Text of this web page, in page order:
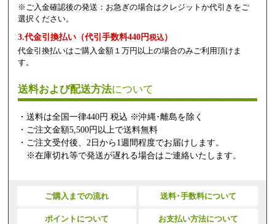
※ご入金確認後の発送：お急ぎの場合はクレジットか代引きをご
選択ください。
3.代金引換払い（代引手数料440円税込）
代金引換払いはご購入金額１万円以上の場合のみご利用頂けま
す。
送料および配送方法について
・送料は全国一律440円 税込 ※沖縄･離島を除く
・ご注文金額5,500円以上で送料無料
・ご注文受付後、2日から1週間程度でお届けします。
※在庫切れ等で発送が遅れる場合はご連絡いたします。
ご購入までの流れ 送料･手数料について
ポイントについて お支払い方法について